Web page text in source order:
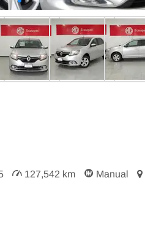
127,542 km Manual